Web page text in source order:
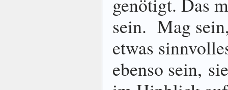
sein. Mag
etwas
ebenso sein,